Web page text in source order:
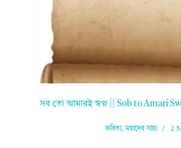
সব তো আমারই স্বপ্ন || Sob to Amari
কবিতা,মহাদেব সাহা 2